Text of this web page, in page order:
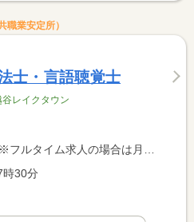
職業安定所）
士・言語聴覚士
レイクタウン
換算額）、パート求人の場合は時間額を表示しています。
時30分